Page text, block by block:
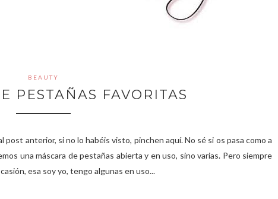
BEAUTY
PESTAÑAS FAVORITAS
post anterior, si no lo habéis visto, pinchen aquí. No sé si os pasa como a
una máscara de pestañas abierta y en uso, sino varias. Pero siempre
esa soy yo, tengo algunas en uso...